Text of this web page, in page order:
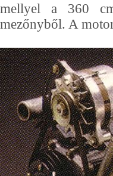
mellyel a 360
mezőnyből. A